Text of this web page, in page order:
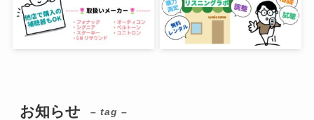
お知らせ – tag –